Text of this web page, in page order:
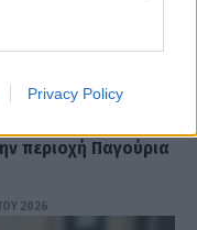
Privacy Policy
περιοχή Παγούρια
2026